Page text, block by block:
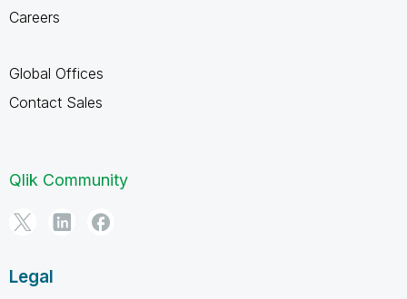
Careers
Global Offices
Contact Sales
Qlik Community
Legal